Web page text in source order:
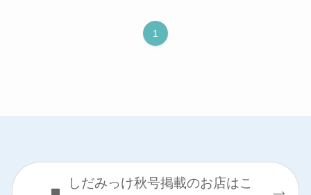
1
しだみっけ秋号掲載のお店はこ